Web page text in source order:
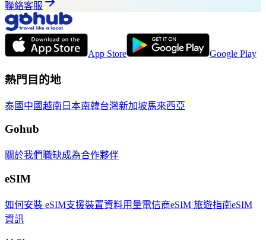
聯絡客服
App Store Google Play
熱門目的地
泰國 中國越南 日本南韓台灣新加坡馬來西亞
Gohub
關於我們職缺成為合作夥伴
eSIM
如何安裝 eSIM支援裝置資料用量電信商eSIM 旅遊指南eSIM
資訊